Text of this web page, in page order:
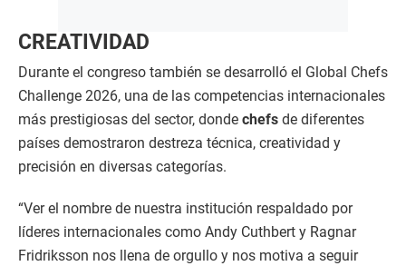
CREATIVIDAD
Durante el congreso también se desarrolló el Global Chefs
Challenge 2026, una de las competencias internacionales
más prestigiosas del sector, donde chefs de diferentes
países demostraron destreza técnica, creatividad y
precisión en diversas categorías.
“Ver el nombre de nuestra institución respaldado por
líderes internacionales como Andy Cuthbert y Ragnar
Fridriksson nos llena de orgullo y nos motiva a seguir